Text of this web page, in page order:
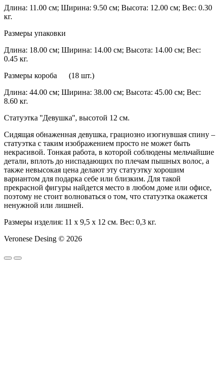
Длина: 11.00 см; Ширина: 9.50 см; Высота: 12.00 см; Вес: 0.30
кг.
Размеры упаковки
Длина: 18.00 см; Ширина: 14.00 см; Высота: 14.00 см; Вес:
0.45 кг.
Размеры короба (18 шт.)
Длина: 44.00 см; Ширина: 38.00 см; Высота: 45.00 см; Вес:
8.60 кг.
Статуэтка ''Девушка'', высотой 12 см.
Сидящая обнаженная девушка, грациозно изогнувшая спину –
статуэтка с таким изображением просто не может быть
некрасивой. Тонкая работа, в которой соблюдены мельчайшие
детали, вплоть до ниспадающих по плечам пышных волос, а
также невысокая цена делают эту статуэтку хорошим
вариантом для подарка себе или близким. Для такой
прекрасной фигуры найдется место в любом доме или офисе,
поэтому не стоит волноваться о том, что статуэтка окажется
ненужной или лишней.
Размеры изделия: 11 x 9,5 x 12 см. Вес: 0,3 кг.
Veronese Desing © 2026